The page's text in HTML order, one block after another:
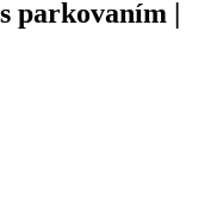
parkovaním |